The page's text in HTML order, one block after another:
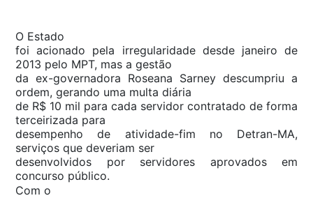
O Estado
foi acionado pela irregularidade desde janeiro de
2013 pelo MPT, mas a gestão
da ex-governadora Roseana Sarney descumpriu a
ordem, gerando uma multa diária
de R$ 10 mil para cada servidor contratado de forma
terceirizada para
desempenho de atividade-fim no Detran-MA,
serviços que deveriam ser
desenvolvidos por servidores aprovados em
concurso público.
Com o